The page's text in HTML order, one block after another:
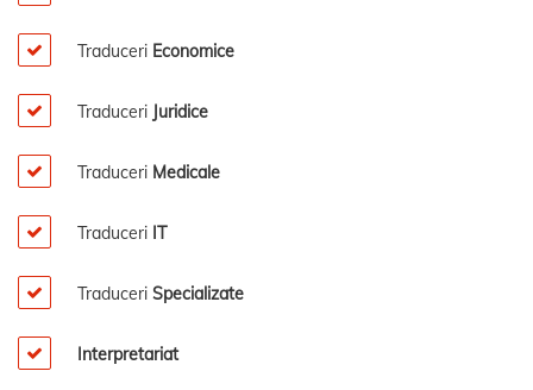
Traduceri Economice
Traduceri Juridice
Traduceri Medicale
Traduceri IT
Traduceri Specializate
Interpretariat